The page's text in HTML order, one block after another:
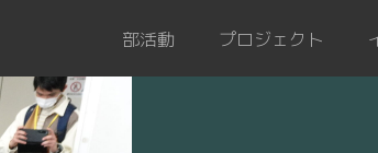
部活動 プロジェクト